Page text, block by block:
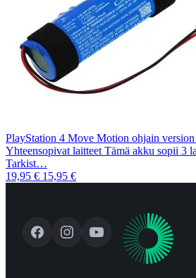
PlayStation 4 Move Motion ohjain
Yhteensopivat laitteet Tämä akku sopii 3
Tarkist…
19,95 € 15,95 €